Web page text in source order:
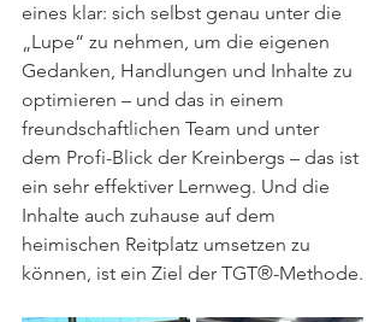
eines klar: sich selbst genau unter die
„Lupe“ zu nehmen, um die eigenen
Gedanken, Handlungen und Inhalte zu
optimieren – und das in einem
freundschaftlichen Team und unter
dem Profi-Blick der Kreinbergs – das ist
ein sehr effektiver Lernweg. Und die
Inhalte auch zuhause auf dem
heimischen Reitplatz umsetzen zu
können, ist ein Ziel der TGT®-Methode.